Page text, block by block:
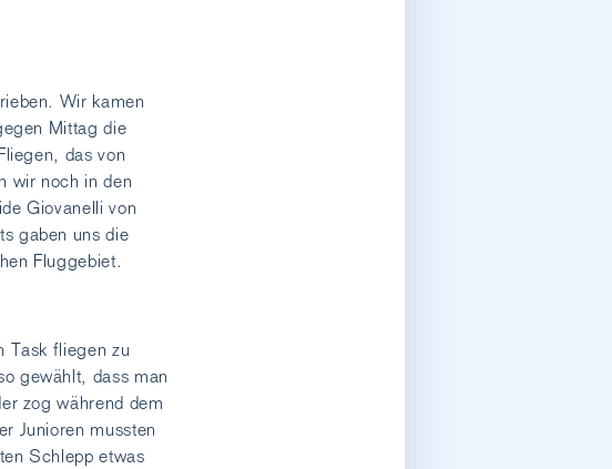
Wir kamen
Mittag die
das von
wir noch in den
Giovanelli von
gaben uns die
Fluggebiet.
Task fliegen zu
gewählt, dass man
zog während dem
Junioren mussten
Schlepp etwas